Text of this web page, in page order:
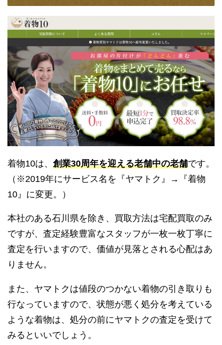
着物10は、 創業30周年を迎える老舗中の老舗です。
（※2019年にサービス名を『ヤマトク』→『着物
10』に変更。）
本社のある石川県を除き、買取方法は宅配買取のみ
ですが、査定経験豊富なスタッフが一枚一枚丁寧に
査定を行いますので、価値が見落とされる心配はあ
りません。
また、ヤマトクは値段のつかない着物の引き取りも
行なっていますので、状態が悪く処分を考えている
ような着物は、処分の前にヤマトクの査定を受けて
みるといいでしょう。